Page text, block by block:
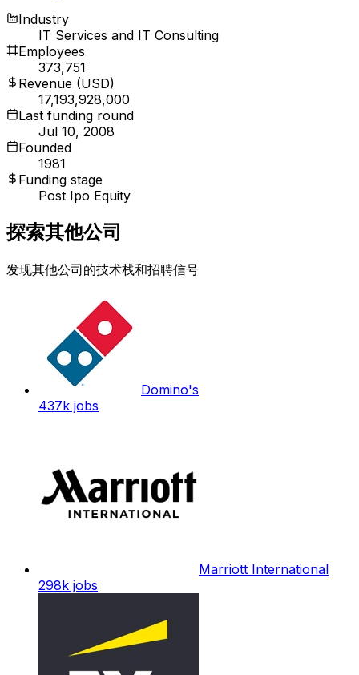
Industry
IT Services and IT Consulting
Employees
373,751
Revenue (USD)
17,193,928,000
Last funding round
Jul 10, 2008
Founded
1981
Funding stage
Post Ipo Equity
探索其他公司
发现其他公司的技术栈和招聘信号
Domino's
437k jobs
Marriott International
298k jobs